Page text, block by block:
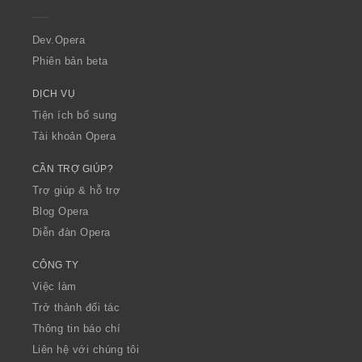
a
Dev.Opera
Phiên bản beta
DỊCH VỤ
Tiện ích bổ sung
Tài khoản Opera
CẦN TRỢ GIÚP?
Trợ giúp & hỗ trợ
Blog Opera
Diễn đàn Opera
CÔNG TY
Việc làm
Trở thành đối tác
Thông tin báo chí
Liên hệ với chúng tôi